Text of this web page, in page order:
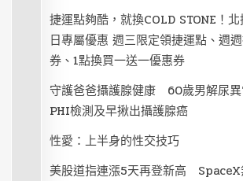
捷運點夠酷，就換COLD STONE！
日專屬優惠 週三限定領捷運點、週
券、1點換買一送一優惠券
守護爸爸攝護腺健康 60歲男解尿
PHI檢測及早揪出攝護腺癌
性愛：上半身的性交技巧
美股道指連漲5天再登新高 SpaceX